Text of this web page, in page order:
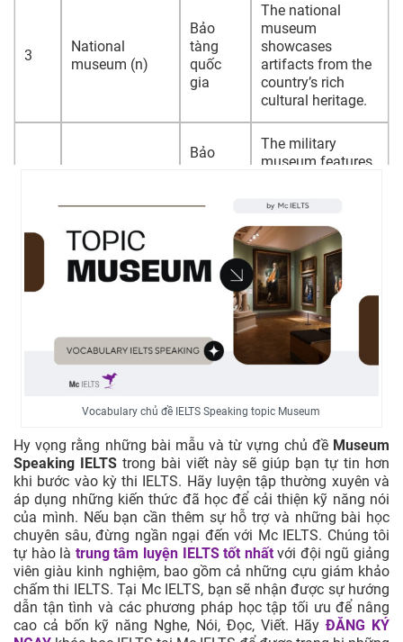
3
National
museum (n)
Bảo
tàng
quốc
gia
The national
museum
showcases
artifacts from the
country’s rich
cultural heritage.
Bảo
sự
The military
museum features
historic tanks and
aircraft.
5
Thu
This institution
aims to collect
and preserve
historical
documents.
Preserve (v)
traditional crafts.
7 Display (v)
Trưng
bày
The museum will
display rare
manuscripts in its
upcoming exhibit.
8 Educate (v)
Giáo
dục
The museum’s
educational
programs help
students learn
about ancient
Vocabulary chủ đề IELTS Speaking topic Museum
Hy vọng rằng những bài mẫu và từ vựng chủ đề Museum
Speaking IELTStrong bài viết này sẽ giúp bạn tự tin hơn
khi bước vào kỳ thi IELTS. Hãy luyện tập thường xuyên và
áp dụng những kiến thức đã học để cải thiện kỹ năng nói
của mình. Nếu bạn cần thêm sự hỗ trợ và những bài học
chuyên sâu, đừng ngần ngại đến với Mc IELTS. Chúng tôi
tự hào là trung tâm luyện IELTS tốt nhấtvới đội ngũ giảng
viên giàu kinh nghiệm, bao gồm cả những cựu giám khảo
chấm thi IELTS. Tại Mc IELTS, bạn sẽ nhận được sự hướng
dẫn tận tình và các phương pháp học tập tối ưu để nâng
cao cả bốn kỹ năng Nghe, Nói, Đọc, Viết. HãyĐĂNG KÝ